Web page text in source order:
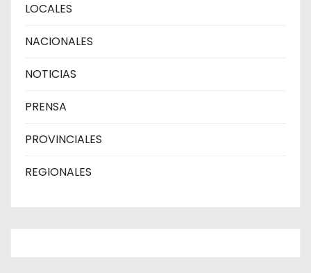
LOCALES
NACIONALES
NOTICIAS
PRENSA
PROVINCIALES
REGIONALES